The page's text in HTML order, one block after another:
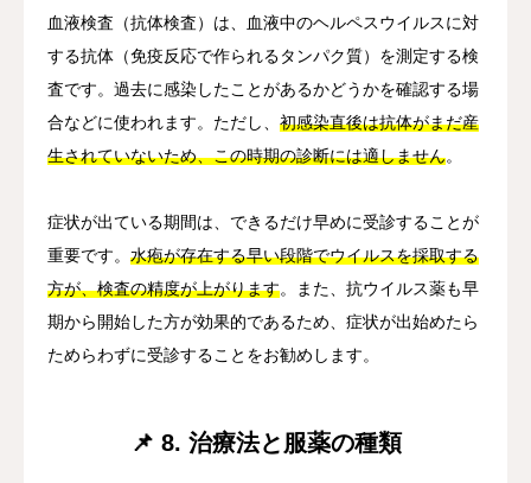
血液検査（抗体検査）は、血液中のヘルペスウイルスに対
する抗体（免疫反応で作られるタンパク質）を測定する検
査です。過去に感染したことがあるかどうかを確認する場
合などに使われます。ただし、 初感染直後は抗体がまだ産
生されていないため、この時期の診断には適しません。
症状が出ている期間は、できるだけ早めに受診することが
重要です。 水疱が存在する早い段階でウイルスを採取する
方が、検査の精度が上がります。また、抗ウイルス薬も早
期から開始した方が効果的であるため、症状が出始めたら
ためらわずに受診することをお勧めします。
📌 8. 治療法と服薬の種類